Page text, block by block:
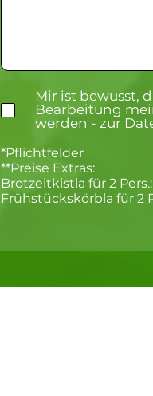
Mir ist bewusst,
Bearbeitung
werden - zur
*Pflichtfelder
**Preise Extras:
Brotzeitkistla für 2
Frühstückskörbla für 2